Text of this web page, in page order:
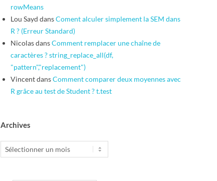
rowMeans
Lou Sayd dansComent alculer simplement la SEM dans
R ? (Erreur Standard)
NicolasdansComment remplacer une chaîne de
caractères ? string_replace_all(df,
"pattern","replacement")
VincentdansComment comparer deux moyennes avec
R grâce au test de Student ? t.test
Archives
Archives